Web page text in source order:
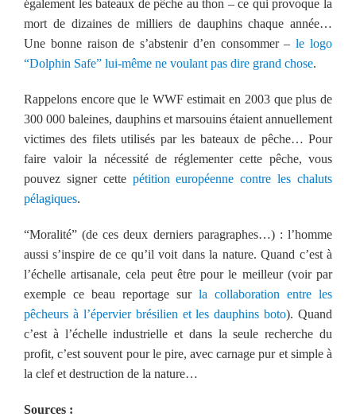
également les bateaux de pêche au thon – ce qui provoque la
mort de dizaines de milliers de dauphins chaque année…
Une bonne raison de s’abstenir d’en consommer –le logo
“Dolphin Safe” lui-même ne voulant pas dire grand chose.
Rappelons encore que le WWF estimait en 2003que plus de
300 000 baleines, dauphins et marsouins étaient annuellement
victimes des filets utilisés par les bateaux de pêche… Pour
faire valoir la nécessité de réglementer cette pêche, vous
pouvez signer cette pétition européenne contre les chaluts
pélagiques.
“Moralité” (de ces deux derniers paragraphes…) : l’homme
aussi s’inspire de ce qu’il voit dans la nature. Quand c’est à
l’échelle artisanale, cela peut être pour le meilleur (voir par
exemple ce beau reportage sur la collaboration entre les
pêcheurs à l’épervier brésilien et les dauphins boto). Quand
c’est à l’échelle industrielle et dans la seule recherche du
profit, c’est souvent pour le pire, avec carnage pur et simple à
la clef et destruction de la nature…
Sources :